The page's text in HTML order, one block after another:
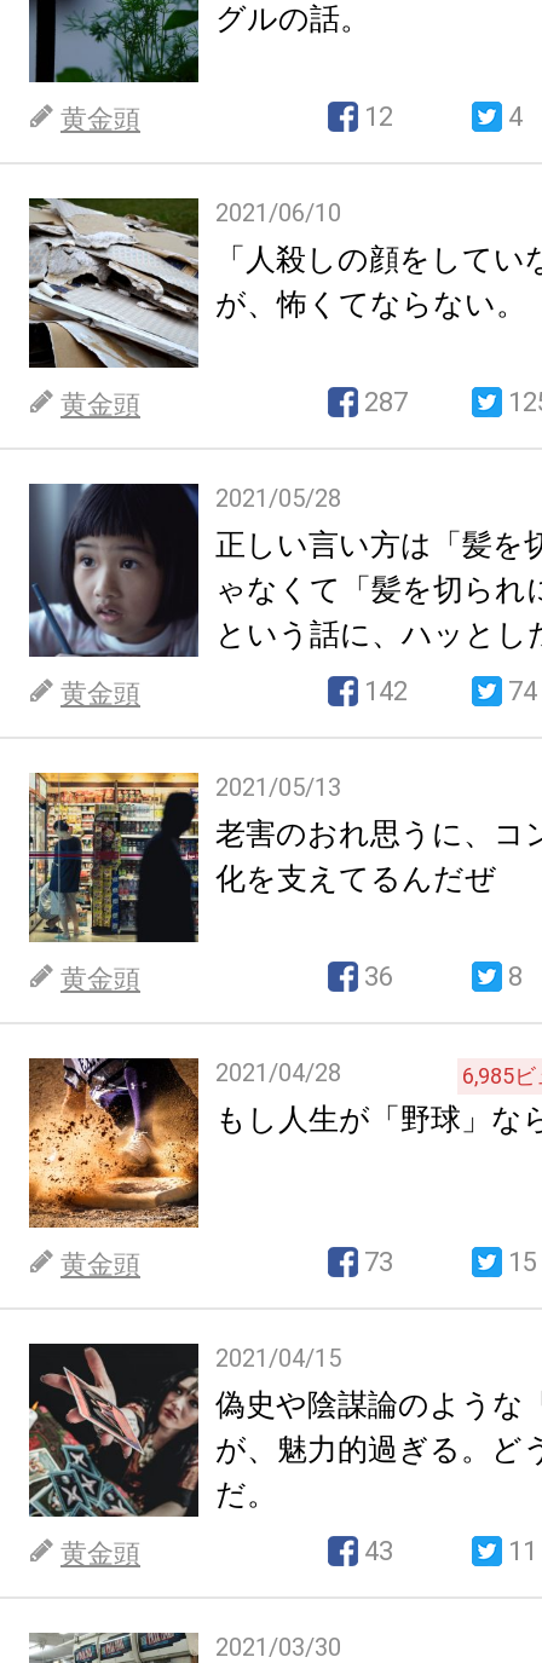
グルの話。
黄金頭 12 4
2021/06/10
「人殺しの顔をして
が、怖くてならない。
黄金頭 287
2021/05/28
正しい言い方は「髪を
ゃなくて「髪を切られ
という話に、ハッとし
黄金頭 142 74
2021/05/13
老害のおれ思うに、コ
化を支えてるんだぜ
黄金頭 36 8
2021/04/28 6,985
もし人生が「野球」な
黄金頭 73 15
2021/04/15
偽史や陰謀論のような
が、魅力的過ぎる。ど
だ。
黄金頭 43 11
2021/03/30